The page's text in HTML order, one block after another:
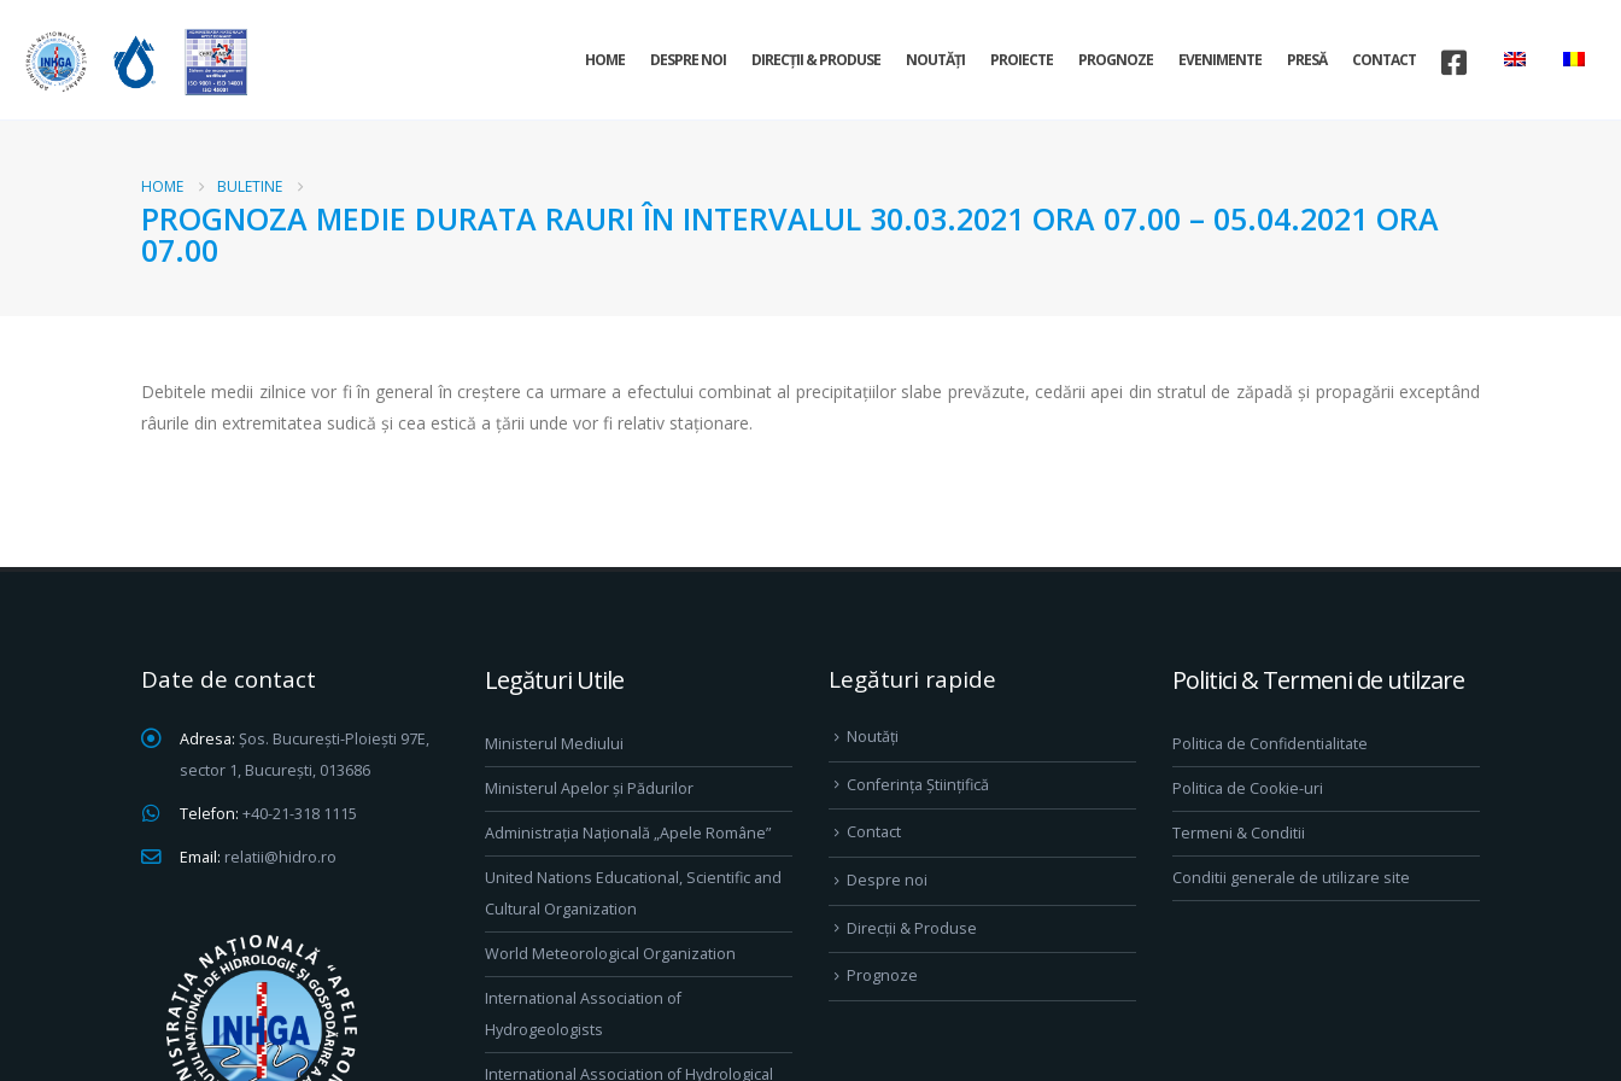
HOME DESPRE NOI DIRECŢII & PRODUSE NOUTĂȚI PROIECTE PROGNOZE EVENIMENTE PRESĂ CONTACT
HOME BULETINE
PROGNOZA MEDIE DURATA RAURI ÎN INTERVALUL 30.03.2021 ORA 07.00 – 05.04.2021 ORA
07.00
Debitele medii zilnice vor fi în general în creștere ca urmare a efectului combinat al precipitațiilor slabe prevăzute, cedării apei din stratul de zăpadă și propagării exceptând
râurile din extremitatea sudică şi cea estică a țării unde vor fi relativ staționare.
Date de contact
Adresa: Șos. București-Ploiești 97E,
sector 1, București, 013686
Telefon: +40-21-318 1115
Email: relatii@hidro.ro
Legături Utile
Ministerul Mediului
Ministerul Apelor și Pădurilor
Administrația Națională „Apele Române”
United Nations Educational, Scientific and
Cultural Organization
World Meteorological Organization
International Association of
Hydrogeologists
International Association of Hydrological
Legături rapide
Noutăți
Conferința Științifică
Contact
Despre noi
Direcţii & Produse
Prognoze
Politici & Termeni de utilzare
Politica de Confidentialitate
Politica de Cookie-uri
Termeni & Conditii
Conditii generale de utilizare site